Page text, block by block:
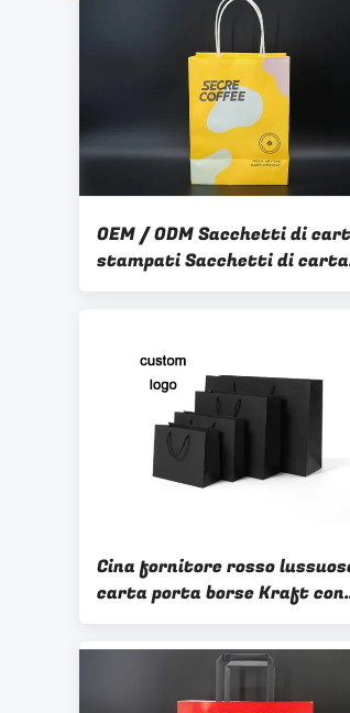
OEM / ODM Sacchetti di
stampati Sacchetti di carta
personalizzati per uso
Cina fornitore rosso
carta porta borse Kraft con
logo buona qualità
personalizzato per il
al dettaglio Kr